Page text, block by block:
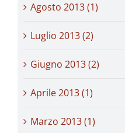
Agosto 2013 (1)
Luglio 2013 (2)
Giugno 2013 (2)
Aprile 2013 (1)
Marzo 2013 (1)